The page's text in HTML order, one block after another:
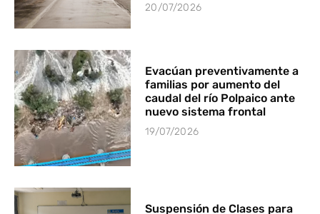
20/07/2026
Evacúan preventivamente a
familias por aumento del
caudal del río Polpaico ante
nuevo sistema frontal
19/07/2026
Suspensión de Clases para